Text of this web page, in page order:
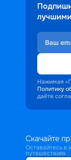
Нажимая
Политику
даёте
Скачайте
Оставайтесь в
путешествиях